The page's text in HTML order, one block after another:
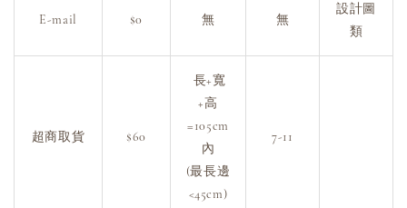
E-mail $0 無 無
設計圖
類
超商取貨 $60
長+寬
+高
=105cm
內
(最長邊
<45cm)
7-11